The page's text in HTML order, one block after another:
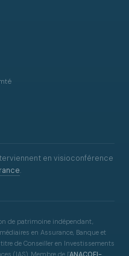
en visioconférence
.
de patrimoine indépendant,
en Assurance, Banque et
titre de Conseiller en Investissements
(IAS). Membre de l'ANACOFI-